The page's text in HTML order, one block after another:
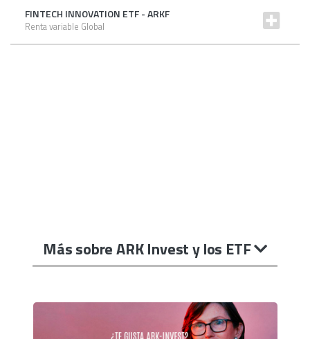
FINTECH INNOVATION ETF - ARKF
Renta variable Global
Más sobre ARK Invest y los ETF